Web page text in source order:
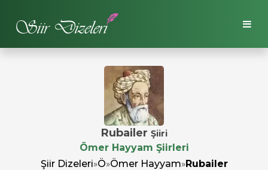
Rubailer Şiiri
Ömer Hayyam Şiirleri
Şiir Dizeleri»Ö»Ömer Hayyam»Rubailer